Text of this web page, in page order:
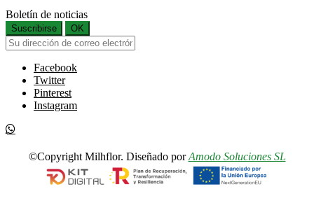
Boletín de noticias
Suscribirse OK
Facebook
Twitter
Pinterest
Instagram
©Copyright Milhflor. Diseñado porAmodo Soluciones SL